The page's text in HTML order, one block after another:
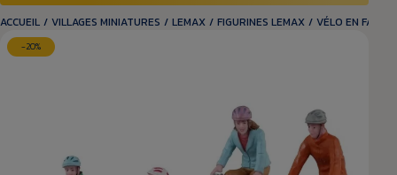
ACCUEIL / VILLAGES MINIATURES / LEMAX / FIGURINES LEMAX / VÉLO EN
-20%